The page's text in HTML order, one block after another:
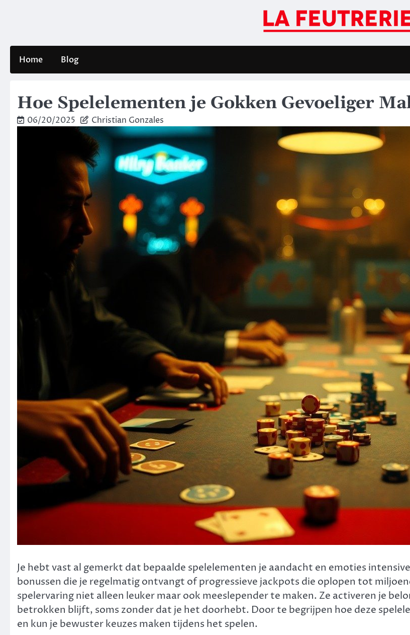
Home Blog
Hoe Spelelementen je Gokken Gevoeliger
06/20/2025 Christian Gonzales
Je hebt vast al gemerkt dat bepaalde spelelementen je aandacht en emoties
bonussen die je regelmatig ontvangt of progressieve jackpots die oplopen tot
spelervaring niet alleen leuker maar ook meeslepender te maken. Ze activeren je
betrokken blijft, soms zonder dat je het doorhebt. Door te begrijpen hoe deze
en kun je bewuster keuzes maken tijdens het spelen.